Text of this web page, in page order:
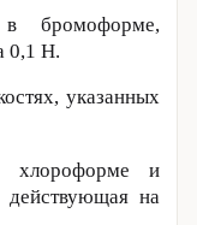
бромоформе,
0,1 Н.
указанных
хлороформе и
действующая на